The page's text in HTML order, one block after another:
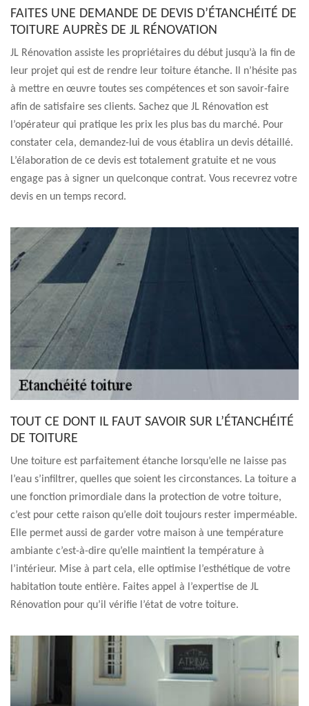
FAITES UNE DEMANDE DE DEVIS D’ÉTANCHÉITÉ DE
TOITURE AUPRÈS DE JL RÉNOVATION
JL Rénovation assiste les propriétaires du début jusqu’à la fin de
leur projet qui est de rendre leur toiture étanche. Il n’hésite pas
à mettre en œuvre toutes ses compétences et son savoir-faire
afin de satisfaire ses clients. Sachez que JL Rénovation est
l’opérateur qui pratique les prix les plus bas du marché. Pour
constater cela, demandez-lui de vous établira un devis détaillé.
L’élaboration de ce devis est totalement gratuite et ne vous
engage pas à signer un quelconque contrat. Vous recevrez votre
devis en un temps record.
TOUT CE DONT IL FAUT SAVOIR SUR L’ÉTANCHÉITÉ
DE TOITURE
Une toiture est parfaitement étanche lorsqu’elle ne laisse pas
l’eau s’infiltrer, quelles que soient les circonstances. La toiture a
une fonction primordiale dans la protection de votre toiture,
c’est pour cette raison qu’elle doit toujours rester imperméable.
Elle permet aussi de garder votre maison à une température
ambiante c’est-à-dire qu’elle maintient la température à
l’intérieur. Mise à part cela, elle optimise l’esthétique de votre
habitation toute entière. Faites appel à l’expertise de JL
Rénovation pour qu’il vérifie l’état de votre toiture.